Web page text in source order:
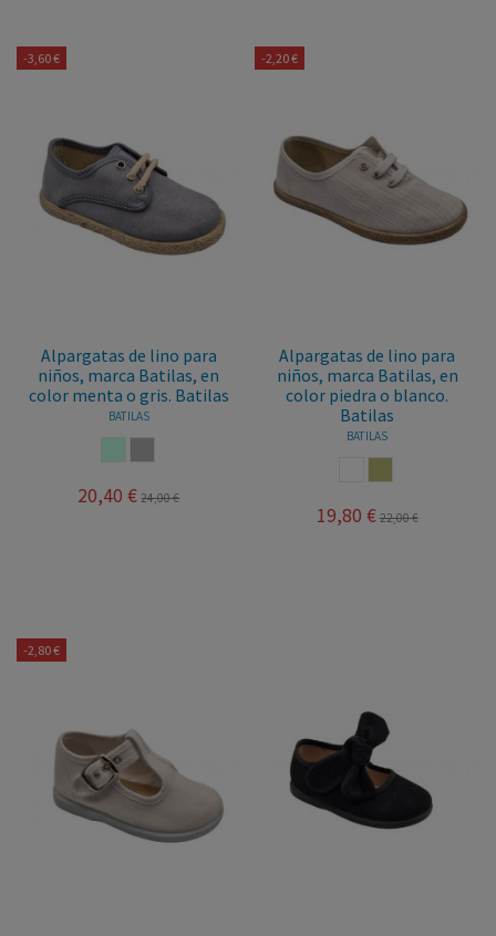
-3,60 €
Alpargatas de lino para
niños, marca Batilas, en
color menta o gris. Batilas
BATILAS
20,40 € 24,00 €
-2,20 €
Alpargatas de lino para
niños, marca Batilas, en
color piedra o blanco.
Batilas
BATILAS
19,80 € 22,00 €
-2,80 €